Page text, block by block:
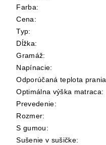
Farba:
Cena:
Typ:
Dĺžka:
Gramáž:
Napínacie:
Odporúčaná teplota prania
Optimálna výška matraca:
Prevedenie:
Rozmer:
S gumou:
Sušenie v sušičke: